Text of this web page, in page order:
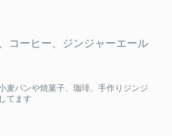
コーヒー、ジンジャーエール
麦パンや焼菓子、珈琲、手作りジンジ
てます